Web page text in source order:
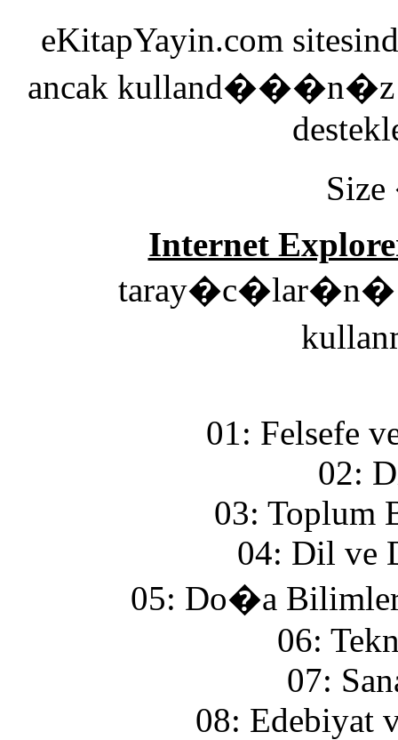
eKitapYayin.com
ancak
Internet
taray�c�lar�n�
01: Felsefe
02:
03: Toplum
04: Dil ve
05: Do�a
06:
07:
08: Edebiyat